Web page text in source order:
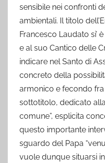
sensibile nei confronti
ambientali. Il titolo
Francesco Laudato si’
e al suo Cantico delle
indicare nel Santo di
concreto della
armonico e fecondo fra
sottotitolo, dedicato
comune”, esplicita
questo importante
sguardo del Papa
vuole dunque situarsi